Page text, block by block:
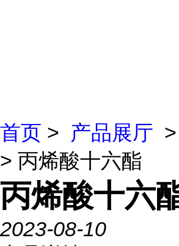
首页 > 产品展厅 >
> 丙烯酸十六酯
丙烯酸十六
2023-08-10